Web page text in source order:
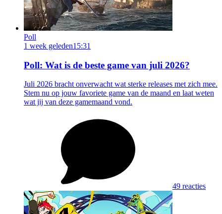
Poll
1 week geleden15:31
Poll: Wat is de beste game van juli 2026?
Juli 2026 bracht onverwacht wat sterke releases met zich mee.
Stem nu op jouw favoriete game van de maand en laat weten
wat jij van deze gamemaand vond.
49 reacties